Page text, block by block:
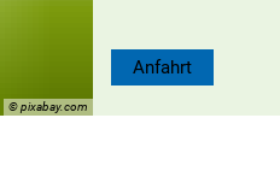
© pixabay.com
Anfahrt